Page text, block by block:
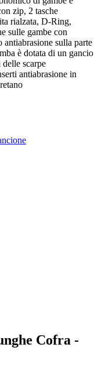
zip, 2 tasche
rialzata, D-Ring,
sulle gambe con
antiabrasione sulla parte
è dotata di un gancio
scarpe
antiabrasione in
Cofra -